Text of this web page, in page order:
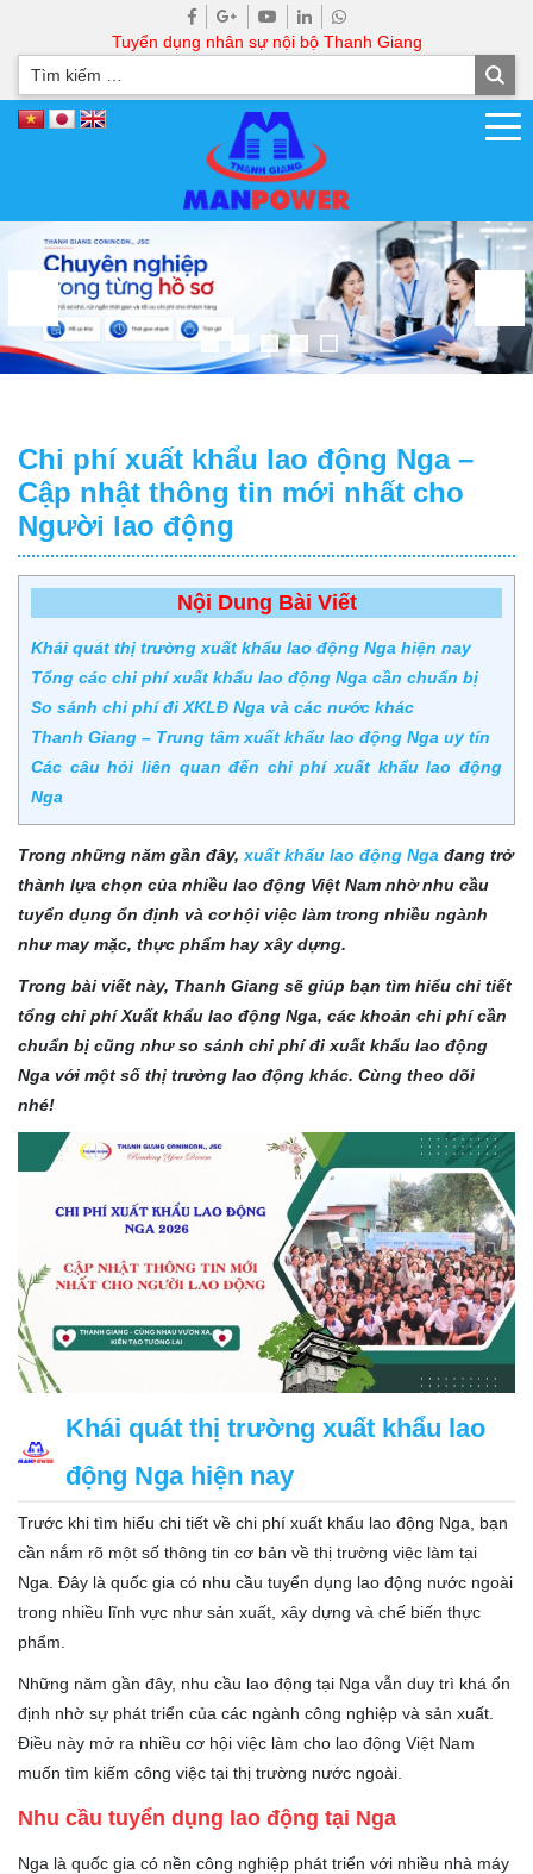
Tuyển dụng nhân sự nội bộ Thanh Giang
Chi phí xuất khẩu lao động Nga –
Cập nhật thông tin mới nhất cho
Người lao động
Nội Dung Bài Viết
Khái quát thị trường xuất khẩu lao động Nga hiện nay
Tổng các chi phí xuất khẩu lao động Nga cần chuẩn bị
So sánh chi phí đi XKLĐ Nga và các nước khác
Thanh Giang – Trung tâm xuất khẩu lao động Nga uy tín
Các câu hỏi liên quan đến chi phí xuất khẩu lao động
Nga
Trong những năm gần đây, xuất khẩu lao động Nga đang trở
thành lựa chọn của nhiều lao động Việt Nam nhờ nhu cầu
tuyển dụng ổn định và cơ hội việc làm trong nhiều ngành
như may mặc, thực phẩm hay xây dựng.
Trong bài viết này, Thanh Giang sẽ giúp bạn tìm hiểu chi tiết
tổng chi phí Xuất khẩu lao động Nga, các khoản chi phí cần
chuẩn bị cũng như so sánh chi phí đi xuất khẩu lao động
Nga với một số thị trường lao động khác. Cùng theo dõi
nhé!
Khái quát thị trường xuất khẩu lao
động Nga hiện nay
Trước khi tìm hiểu chi tiết về chi phí xuất khẩu lao động Nga, bạn
cần nắm rõ một số thông tin cơ bản về thị trường việc làm tại
Nga. Đây là quốc gia có nhu cầu tuyển dụng lao động nước ngoài
trong nhiều lĩnh vực như sản xuất, xây dựng và chế biến thực
phẩm.
Những năm gần đây, nhu cầu lao động tại Nga vẫn duy trì khá ổn
định nhờ sự phát triển của các ngành công nghiệp và sản xuất.
Điều này mở ra nhiều cơ hội việc làm cho lao động Việt Nam
muốn tìm kiếm công việc tại thị trường nước ngoài.
Nhu cầu tuyển dụng lao động tại Nga
Nga là quốc gia có nền công nghiệp phát triển với nhiều nhà máy